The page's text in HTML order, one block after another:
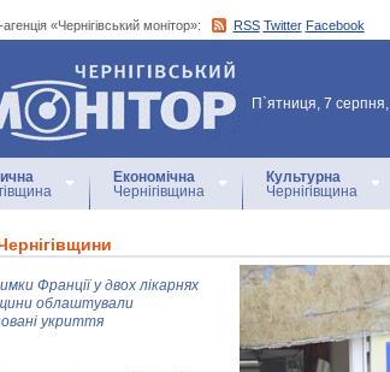
«Чернігівський монітор»: RSS Twitter Facebook
агенція
монітор»
П`ятниця, 7 серпня,
Економічна
Чернігівщина
Культурна
Чернігівщина
Франції у двох лікарнях
облаштували
укриття